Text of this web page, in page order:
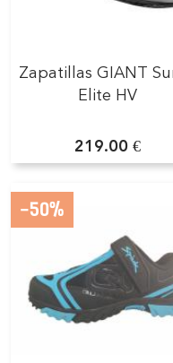
Zapatillas GIANT
Elite HV
219.00 €
-50%